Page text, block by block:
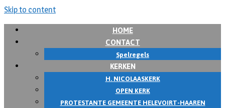
Skip to content
HOME
CONTACT
Spelregels
KERKEN
H. NICOLAASKERK
OPEN KERK
PROTESTANTE GEMEENTE HELEVOIRT-HAAREN